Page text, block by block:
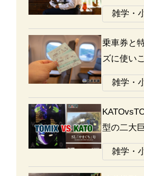
る選び方
雑学・
乗車券と
ズに使い
通り方ガ
雑学・
型の二大
か？あな
雑学・